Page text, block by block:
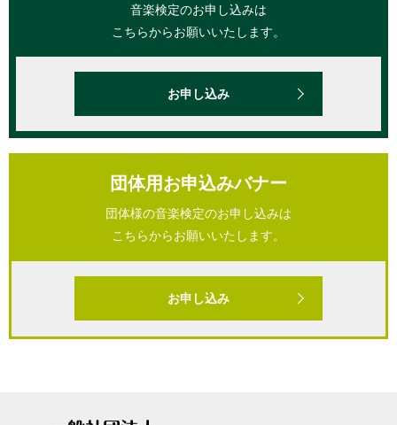
音楽検定のお申し込みは
こちらからお願いいたします。
お申し込み
団体用お申込みバナー
団体様の音楽検定のお申し込みは
こちらからお願いいたします。
お申し込み